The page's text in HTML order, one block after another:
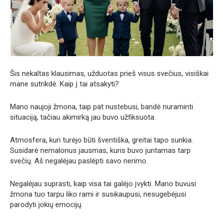
Šis nekaltas klausimas, užduotas prieš visus svečius, visiškai
mane sutrikdė. Kaip į tai atsakyti?
Mano naujoji žmona, taip pat nustebusi, bandė nuraminti
situaciją, tačiau akimirką jau buvo užfiksuota.
Atmosfera, kuri turėjo būti šventiška, greitai tapo sunkia.
Susidarė nemalonus jausmas, kuris buvo juntamas tarp
svečių. Aš negalėjau paslėpti savo nerimo.
Negalėjau suprasti, kaip visa tai galėjo įvykti. Mano buvusi
žmona tuo tarpu liko rami ir susikaupusi, nesugebėjusi
parodyti jokių emocijų.